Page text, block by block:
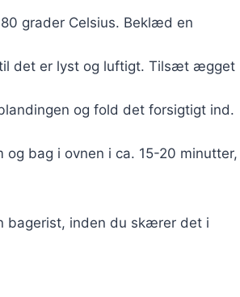
grader Celsius. Beklæd en
det er lyst og luftigt. Tilsæt ægget
og fold det forsigtigt ind.
bag i ovnen i ca. 15-20 minutter,
bagerist, inden du skærer det i